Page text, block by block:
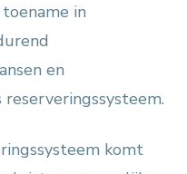
in
en
komt